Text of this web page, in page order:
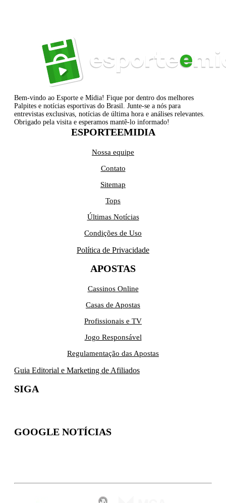
Bem-vindo ao Esporte e Mídia! Fique por dentro dos melhores
Palpites e notícias esportivas do Brasil. Junte-se a nós para
entrevistas exclusivas, notícias de última hora e análises relevantes.
Obrigado pela visita e esperamos mantê-lo informado!
ESPORTEEMIDIA
Nossa equipe
Contato
Sitemap
Tops
Últimas Notícias
Condições de Uso
Política de Privacidade
APOSTAS
Cassinos Online
Casas de Apostas
Profissionais e TV
Jogo Responsável
Regulamentação das Apostas
Guia Editorial e Marketing de Afiliados
SIGA
GOOGLE NOTÍCIAS